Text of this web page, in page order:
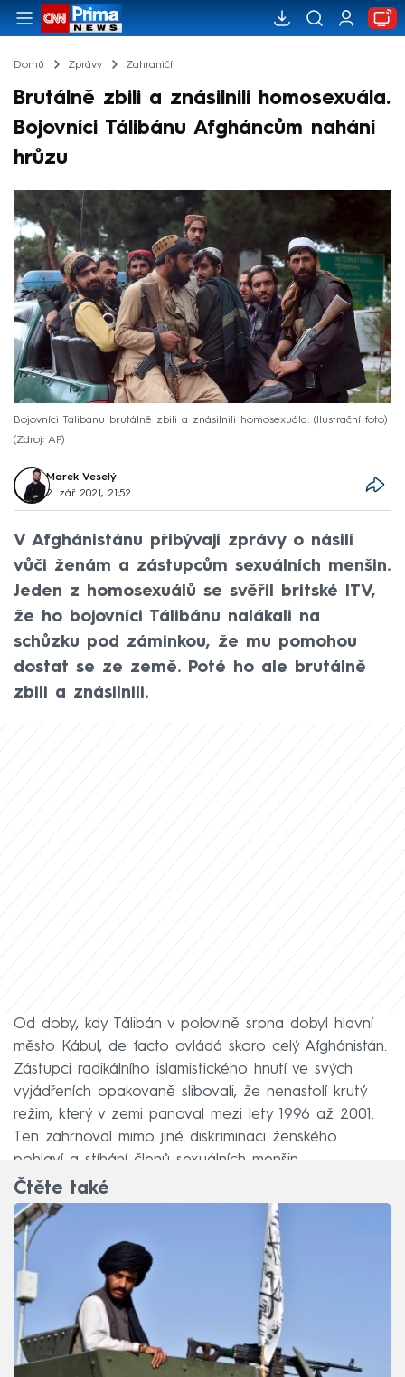
Domů Zprávy Zahraničí
Brutálně zbili a znásilnili homosexuála.
Bojovníci Tálibánu Afgháncům nahání
hrůzu
Bojovníci Tálibánu brutálně zbili a znásilnili homosexuála. (Ilustrační foto)
Zdroj: AP
Marek Veselý
2. zář 2021, 21:52
V Afghánistánu přibývají zprávy o násilí
vůči ženám a zástupcům sexuálních menšin.
Jeden z homosexuálů se svěřil britské ITV,
že ho bojovníci Tálibánu nalákali na
schůzku pod záminkou, že mu pomohou
dostat se ze země. Poté ho ale brutálně
zbili a znásilnili.
Od doby, kdy Tálibán v polovině srpna dobyl hlavní
město Kábul, de facto ovládá skoro celý Afghánistán.
Zástupci radikálního islamistického hnutí ve svých
vyjádřeních opakovaně slibovali, že nenastolí krutý
režim, který v zemi panoval mezi lety 1996 až 2001.
Ten zahrnoval mimo jiné diskriminaci ženského
pohlaví a stíhání členů sexuálních menšin.
Čtěte také